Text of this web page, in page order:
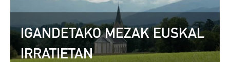
IGANDETAKO MEZAK EUSKAL
IRRATIETAN